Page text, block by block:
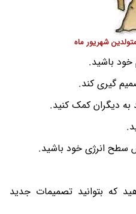
خود باشید.
گیری کند.
به دیگران کمک کنید.
سطح انرژی خود باشید.
که بتوانید تصمیمات جدید